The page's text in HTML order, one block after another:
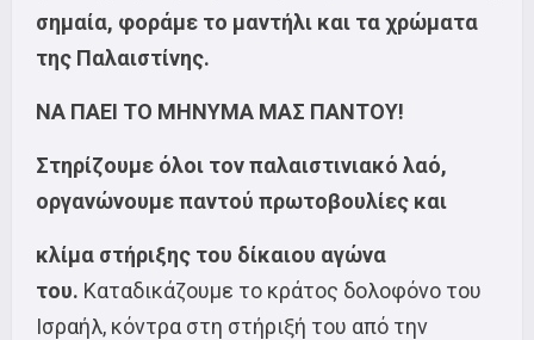
σημαία, φοράμε το μαντήλι και τα χρώματα
της Παλαιστίνης.
ΝΑ ΠΑΕΙ ΤΟ ΜΗΝΥΜΑ ΜΑΣ ΠΑΝΤΟΥ!
Στηρίζουμε όλοι τον παλαιστινιακό λαό,
οργανώνουμε παντού πρωτοβουλίες και
κλίμα στήριξης του δίκαιου αγώνα
του. Καταδικάζουμε το κράτος δολοφόνο του
Ισραήλ, κόντρα στη στήριξή του από την